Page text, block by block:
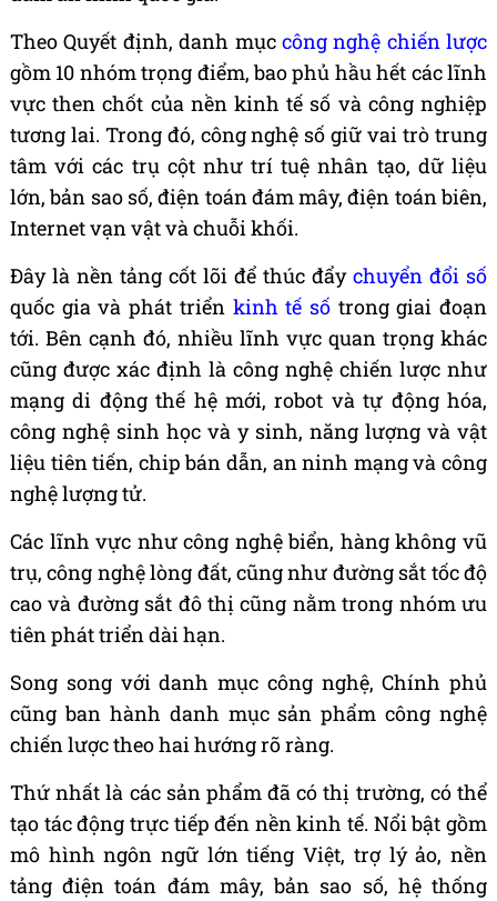
Theo Quyết định, danh mục công nghệ chiến lược
gồm 10 nhóm trọng điểm, bao phủ hầu hết các lĩnh
vực then chốt của nền kinh tế số và công nghiệp
tương lai. Trong đó, công nghệ số giữ vai trò trung
tâm với các trụ cột như trí tuệ nhân tạo, dữ liệu
lớn, bản sao số, điện toán đám mây, điện toán biên,
Internet vạn vật và chuỗi khối.
Đây là nền tảng cốt lõi để thúc đẩy chuyển đổi số
quốc gia và phát triển kinh tế sốtrong giai đoạn
tới. Bên cạnh đó, nhiều lĩnh vực quan trọng khác
cũng được xác định là công nghệ chiến lược như
mạng di động thế hệ mới, robot và tự động hóa,
công nghệ sinh học và y sinh, năng lượng và vật
liệu tiên tiến, chip bán dẫn, an ninh mạng và công
nghệ lượng tử.
Các lĩnh vực như công nghệ biển, hàng không vũ
trụ, công nghệ lòng đất, cũng như đường sắt tốc độ
cao và đường sắt đô thị cũng nằm trong nhóm ưu
tiên phát triển dài hạn.
Song song với danh mục công nghệ, Chính phủ
cũng ban hành danh mục sản phẩm công nghệ
chiến lược theo hai hướng rõ ràng.
Thứ nhất là các sản phẩm đã có thị trường, có thể
tạo tác động trực tiếp đến nền kinh tế. Nổi bật gồm
mô hình ngôn ngữ lớn tiếng Việt, trợ lý ảo, nền
tảng điện toán đám mây, bản sao số, hệ thống